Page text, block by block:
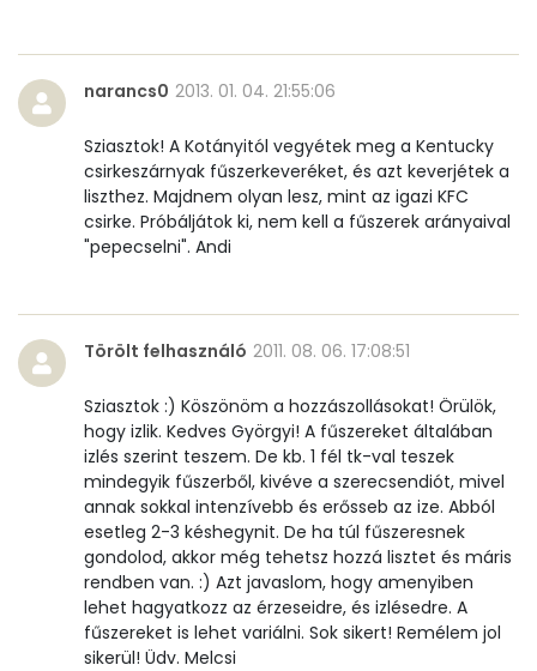
Víz
Összesen 63 g
Vitaminok
A vitamin (RAE):
44 micro
B6 vitamin:
1 mg
B12 Vitamin:
0 micro
E vitamin:
18 mg
C vitamin:
0 mg
D vitamin:
20 micro
narancs0 2013. 01. 04. 21:55:06
Sziasztok! A Kotányitól vegyétek meg a Kentucky
csirkeszárnyak fűszerkeveréket, és azt keverjétek a
liszthez. Majdnem olyan lesz, mint az igazi KFC
csirke. Próbáljátok ki, nem kell a fűszerek arányaival
"pepecselni". Andi
Törölt felhasználó 2011. 08. 06. 17:08:51
Sziasztok :) Köszönöm a hozzászollásokat! Örülök,
hogy izlik. Kedves Györgyi! A fűszereket általában
izlés szerint teszem. De kb. 1 fél tk-val teszek
mindegyik fűszerből, kivéve a szerecsendiót, mivel
annak sokkal intenzívebb és erősseb az ize. Abból
esetleg 2-3 késhegynit. De ha túl fűszeresnek
gondolod, akkor még tehetsz hozzá lisztet és máris
rendben van. :) Azt javaslom, hogy amenyiben
lehet hagyatkozz az érzeseidre, és izlésedre. A
fűszereket is lehet variálni. Sok sikert! Remélem jol
sikerül! Üdv. Melcsi